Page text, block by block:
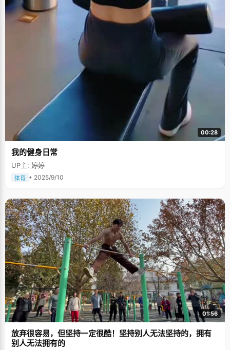
00:28
我的健身日常
UP主: 婷婷
体育 • 2025/9/10
01:56
放弃很容易，但坚持一定很酷！坚持别人无法坚持的，拥有
别人无法拥有的